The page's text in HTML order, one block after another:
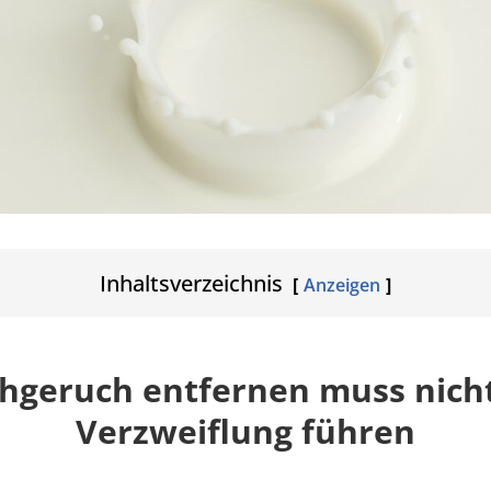
Inhaltsverzeichnis Anzeigen
entfernen muss
Verzweiflung führen